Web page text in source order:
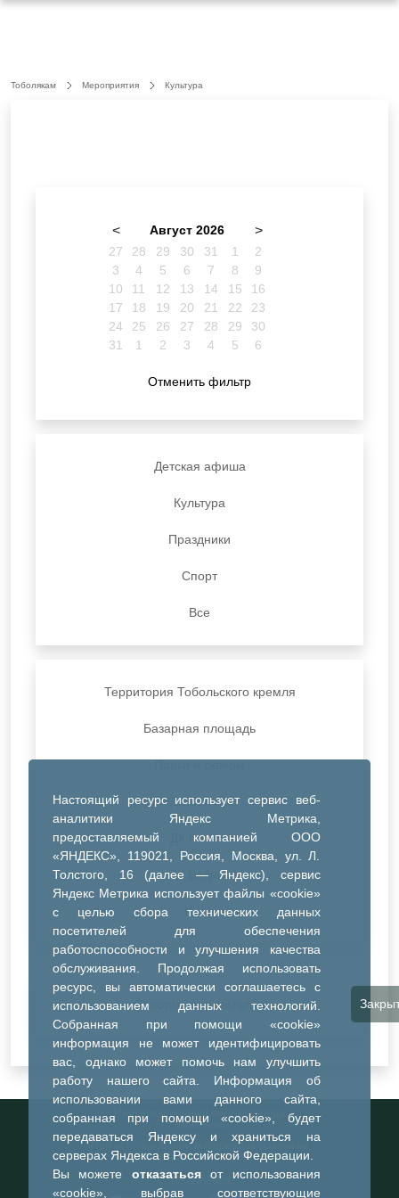
Настоящий ресурс использует сервис веб-
аналитики Яндекс Метрика,
предоставляемый компанией ООО
«ЯНДЕКС», 119021, Россия, Москва, ул. Л.
Толстого, 16 (далее — Яндекс), сервис
Яндекс Метрика использует файлы «cookie»
с целью сбора технических данных
посетителей для обеспечения
работоспособности и улучшения качества
обслуживания. Продолжая использовать
ресурс, вы автоматически соглашаетесь с
использованием данных технологий.
Собранная при помощи «cookie»
информация не может идентифицировать
вас, однако может помочь нам улучшить
работу нашего сайта. Информация об
использовании вами данного сайта,
собранная при помощи «cookie», будет
передаваться Яндексу и храниться на
серверах Яндекса в Российской Федерации.
Вы можете отказатьсяот использования
«cookie», выбрав соответствующие
Тоболякам Мероприятия Культура
< Август 2026 >
27 28 29 30 31 1
2
3
4 5 6 7 8
9
10
11 12 13 14 15
16
17
18 19 20 21 22
23
24
25 26 27 28 29
30
31
1 2 3 4 5 6
Отменить фильтр
Детская афиша
Культура
Праздники
Спорт
Все
Территория Тобольского кремля
Базарная площадь
ДК Синтез
ДК Речник
ДК Водник
Иное
Очистить все фильтры
Информационный портал города
Тобольска
При использовании материалов ссылка на
портал обязательна
©2023-2026